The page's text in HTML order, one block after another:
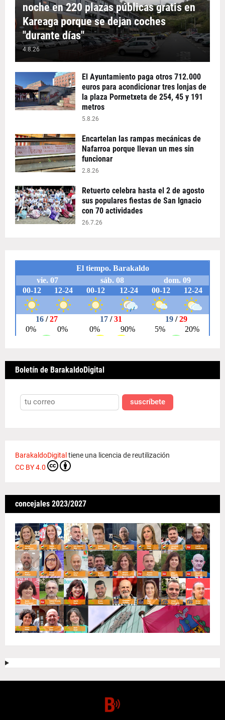
noche en 220 plazas públicas gratis en
Kareaga porque se dejan coches
"durante días"
4.8.26
El Ayuntamiento paga otros 712.000
euros para acondicionar tres lonjas de
la plaza Pormetxeta de 254, 45 y 191
metros
5.8.26
Encartelan las rampas mecánicas de
Nafarroa porque llevan un mes sin
funcionar
2.8.26
Retuerto celebra hasta el 2 de agosto
sus populares fiestas de San Ignacio
con 70 actividades
26.7.26
Boletín de BarakaldoDigital
suscríbete
BarakaldoDigital tiene una licencia de reutilización
CC BY 4.0
concejales 2023/2027